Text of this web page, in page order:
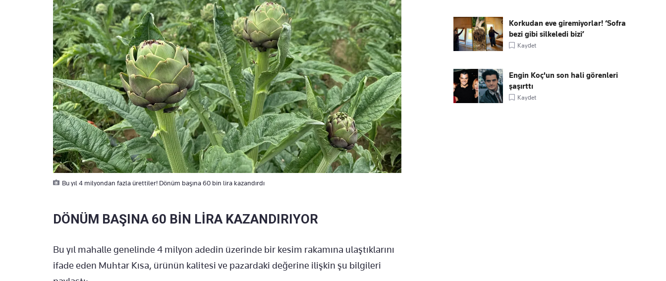
Bu yıl 4 milyondan fazla ürettiler! Dönüm başına 60 bin lira kazandırdı
DÖNÜM BAŞINA 60 BİN LİRA KAZANDIRIYOR
Bu yıl mahalle genelinde 4 milyon adedin üzerinde bir kesim rakamına ulaştıklarını
ifade eden Muhtar Kısa, ürünün kalitesi ve pazardaki değerine ilişkin şu bilgileri
Korkudan eve giremiyorlar! ‘Sofra
bezi gibi silkeledi bizi’
Kaydet
Engin Koç'un son hali görenleri
şaşırttı
Kaydet